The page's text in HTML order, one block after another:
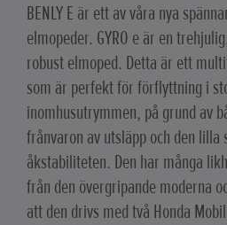
BENLY E är ett av våra nya
elmopeder. GYRO e är en
robust elmoped. Detta är ett
som är perfekt för förflyttning i
inomhusutrymmen, på grund av
frånvaron av utsläpp och den lilla
åkstabiliteten. Den har många
från den övergripande moderna
att den drivs med två Honda